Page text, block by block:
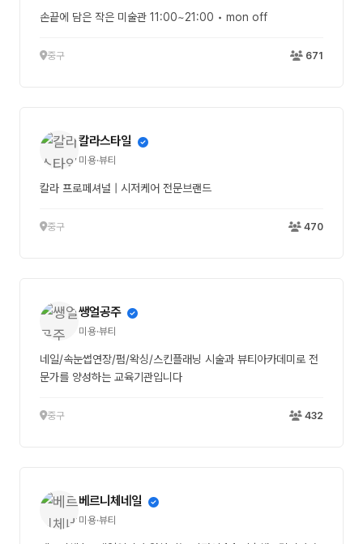
손끝에 담은 작은 미술관 11:00~21:00 • mon off
중구 671
칼라스타일
미용·뷰티
칼라 프로페셔널 | 시저케어 전문브랜드
중구 470
쌩얼공주
미용·뷰티
네일/속눈썹연장/펌/왁싱/스킨플래닝 시술과 뷰티아카데미로 전
문가를 양성하는 교육기관입니다
중구 432
베르니체네일
미용·뷰티